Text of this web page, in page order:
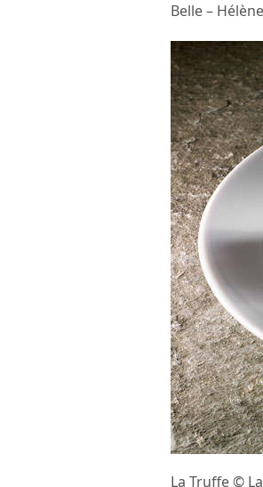
Belle –
La Truffe ©